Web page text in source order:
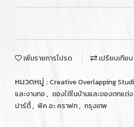
เพิ่มรายการโปรด เปรียบเทียบ
หมวดหมู่ : Creative Overlapping
และงานทอ , ของใช้ในบ้านและของตกแต่ง
ปาร์ตี้, พิค อะ คราฟท, กรุงเทพ